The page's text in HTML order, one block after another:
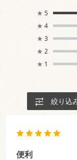
★ 5
★ 4
★ 3
★ 2
★ 1
絞り込
便利